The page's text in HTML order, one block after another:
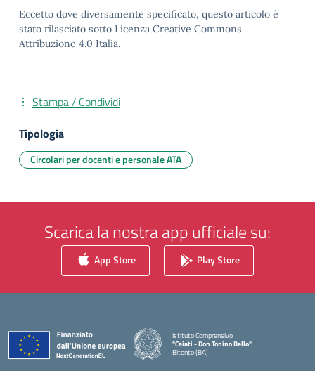
Eccetto dove diversamente specificato, questo articolo è
stato rilasciato sotto Licenza Creative Commons
Attribuzione 4.0 Italia.
Stampa / Condividi
Tipologia
Circolari per docenti e personale ATA
Scarica la nostra app ufficiale su:
App Store Play Store
Istituto Comprensivo
"Caiati - Don Tonino Bello"
Bitonto (BA)